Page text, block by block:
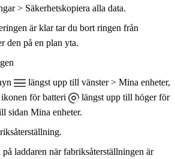
> Säkerhetskopiera alla data.
är klar tar du bort ringen från
den på en plan yta.
längst upp till vänster > Mina enheter,
för batteri
längst upp till höger för
sidan Mina enheter.
laddaren när fabriksåterställningen är